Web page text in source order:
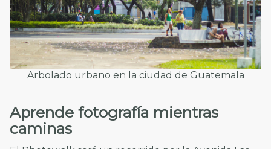
Arbolado urbano en la ciudad de Guatemala
Aprende fotografía mientras
caminas